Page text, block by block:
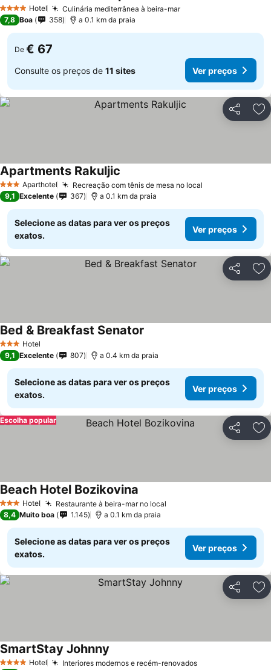
4 EstrelasHotel Culinária mediterrânea à beira-mar
7,8 Boa 358 a 0.1 km da praia
De € 67
Consulte os preços de 11 sites Ver preços
Partilhar
3 EstrelasAparthotel Recreação com tênis de mesa no local
Apartments Rakuljic
9,1 Excelente 367 a 0.1 km da praia
Selecione as datas para ver os preços
exatos.
Ver preços
Partilhar
3 EstrelasHotel
Bed & Breakfast Senator
9,1 Excelente 807 a 0.4 km da praia
Selecione as datas para ver os preços
exatos.
Ver preços
Partilhar
Escolha popular
3 EstrelasHotel Restaurante à beira-mar no local
Beach Hotel Bozikovina
8,4 Muito boa 1.145 a 0.1 km da praia
Selecione as datas para ver os preços
exatos.
Ver preços
Partilhar
4 EstrelasHotel Interiores modernos e recém-renovados
SmartStay Johnny